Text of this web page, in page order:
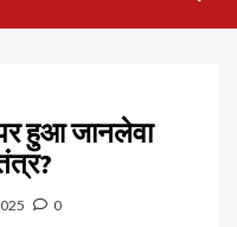
हुआ जानलेवा
0